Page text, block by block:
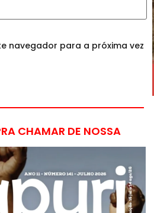
navegador para a próxima vez
CHAMAR DE NOSSA